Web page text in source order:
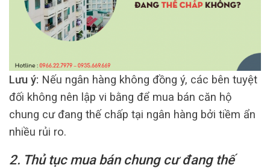
Lưu ý: Nếu ngân hàng không đồng ý, các bên tuyệt
đối không nên lập vi bằng để mua bán căn hộ
chung cư đang thế chấp tại ngân hàng bởi tiềm ẩn
nhiều rủi ro.
2. Thủ tục mua bán chung cư đang thế